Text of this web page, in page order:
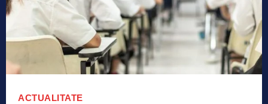
ACTUALITATE